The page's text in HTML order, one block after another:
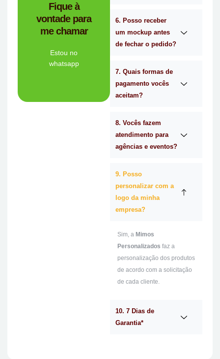
Fique à
vontade para
me chamar
Estou no
whatsapp
Tem dúvidas se a
Personalizado é a
empresa de
brindes certa para
6. Posso receber
um mockup antes
de fechar o pedido?
7. Quais formas de
pagamento vocês
aceitam?
8. Vocês fazem
atendimento para
agências e eventos?
9. Posso
personalizar com a
logo da minha
empresa?
Sim, a Mimos
Personalizados faz a
personalização dos produtos
de acordo com a solicitação
de cada cliente.
10. 7 Dias de
Garantia*